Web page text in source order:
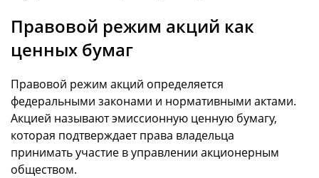
Правовой режим акций как
ценных бумаг
Правовой режим акций определяется
федеральными законами и нормативными актами.
Акцией называют эмиссионную ценную бумагу,
которая подтверждает права владельца
принимать участие в управлении акционерным
обществом.